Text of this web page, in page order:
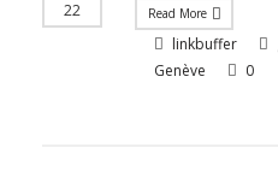
22 Read More
linkbuffer
Genève
0